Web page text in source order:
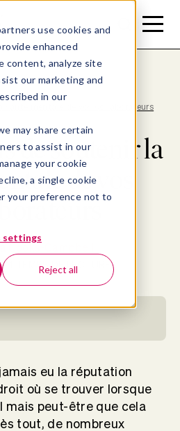
use cookies and
enhanced
content, analyze site
our marketing and
in our
may share certain
to assist in our
your cookie
a single cookie
your preference not to
settings
Reject all
ToggleToggle
Menu
> Well-being
>
santé mentale de vos collaborateurs
de soutenir la
de vos
11 TEMPS DE LECTURE
eu la réputation
où se trouver lorsque
mais peut-être que cela
tout, de nombreux